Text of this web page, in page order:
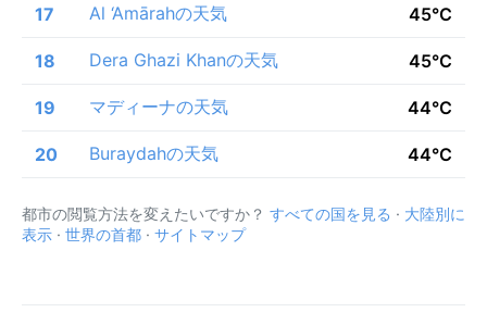
17 Al ‘Amārahの天気 45°C
18 Dera Ghazi Khanの天気 45°C
19 マディーナの天気 44°C
20 Buraydahの天気 44°C
都市の閲覧方法を変えたいですか？ すべての国を見る · 大陸別に
表示 · 世界の首都 · サイトマップ